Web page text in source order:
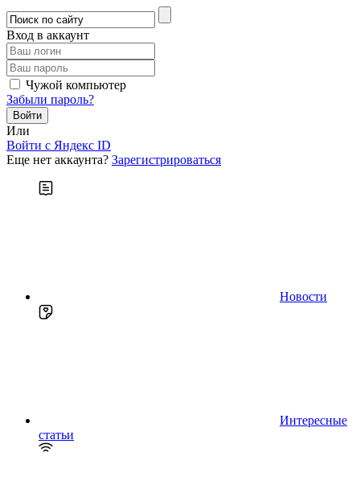
Вход в аккаунт
Чужой компьютер
Забыли пароль?
Или
Войти c Яндекс ID
Еще нет аккаунта? Зарегистрироваться
Новости
Интересные
статьи